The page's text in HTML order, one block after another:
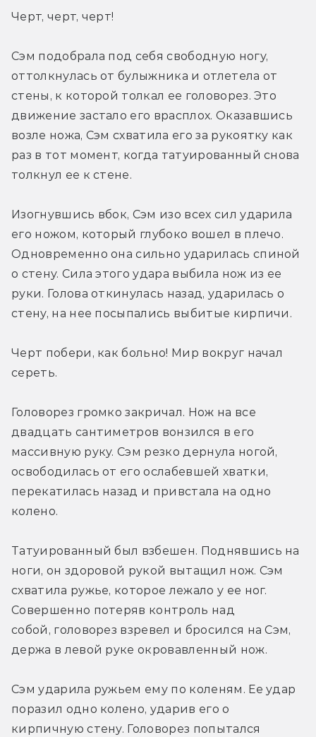
Черт, черт, черт!
Сэм подобрала под себя свободную ногу,
оттолкнулась от булыжника и отлетела от
стены, к которой толкал ее головорез. Это
движение застало его врасплох. Оказавшись
возле ножа, Сэм схватила его за рукоятку как
раз в тот момент, когда татуированный снова
толкнул ее к стене.
Изогнувшись вбок, Сэм изо всех сил ударила
его ножом, который глубоко вошел в плечо.
Одновременно она сильно ударилась спиной
о стену. Сила этого удара выбила нож из ее
руки. Голова откинулась назад, ударилась о
стену, на нее посыпались выбитые кирпичи.
Черт побери, как больно! Мир вокруг начал
сереть.
Головорез громко закричал. Нож на все
двадцать сантиметров вонзился в его
массивную руку. Сэм резко дернула ногой,
освободилась от его ослабевшей хватки,
перекатилась назад и привстала на одно
колено.
Татуированный был взбешен. Поднявшись на
ноги, он здоровой рукой вытащил нож. Сэм
схватила ружье, которое лежало у ее ног.
Совершенно потеряв контроль над
собой, головорез взревел и бросился на Сэм,
держа в левой руке окровавленный нож.
Сэм ударила ружьем ему по коленям. Ее удар
поразил одно колено, ударив его о
кирпичную стену. Головорез попытался